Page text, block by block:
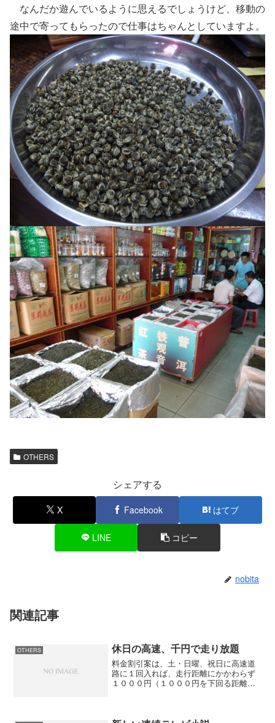
なんだか遊んでいるように思えるでしょうけど、移動の
途中で寄ってもらったので仕事はちゃんとしていますよ。
OTHERS
シェアする
X Facebook はてブ
LINE コピー
nobita
関連記事
OTHERS 休日の高速、千円で走り放題
料金割引案は、土・日曜、祝日に高速道
路に１回入れば、走行距離にかかわらず
１０００円（１０００円を下回る距離は